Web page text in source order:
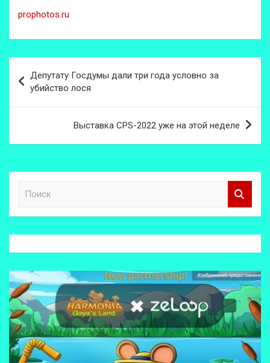
prophotos.ru
по
записям
Депутату Госдумы дали три года условно за
убийство лося
Выставка CPS-2022 уже на этой неделе
к